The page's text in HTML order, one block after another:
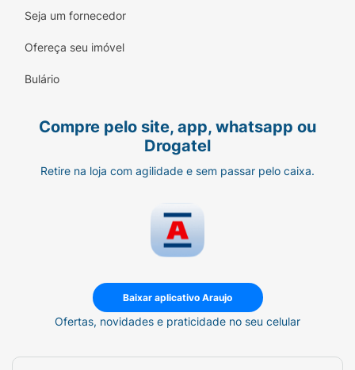
Psicologia Aplicada
Idioma:
Escrito pelo psiquiatra mais lido
da atualidade.
Seja um fornecedor
Ofereça seu imóvel
Bulário
Compre pelo site, app, whatsapp ou
Drogatel
Retire na loja com agilidade e sem passar pelo caixa.
Baixar aplicativo Araujo
Ofertas, novidades e praticidade no seu celular